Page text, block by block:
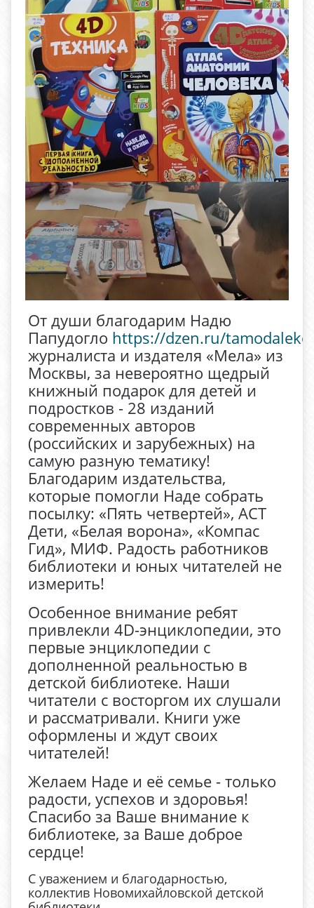
От души благодарим Надю
Папудогло https://dzen.ru/tamodaleko
журналиста и издателя «Мела» из
Москвы, за невероятно щедрый
книжный подарок для детей и
подростков - 28 изданий
современных авторов
(российских и зарубежных) на
самую разную тематику!
Благодарим издательства,
которые помогли Наде собрать
посылку: «Пять четвертей», АСТ
Дети, «Белая ворона», «Компас
Гид», МИФ. Радость работников
библиотеки и юных читателей не
измерить!
Особенное внимание ребят
привлекли 4D-энциклопедии, это
первые энциклопедии с
дополненной реальностью в
детской библиотеке. Наши
читатели с восторгом их слушали
и рассматривали. Книги уже
оформлены и ждут своих
читателей!
Желаем Наде и её семье - только
радости, успехов и здоровья!
Спасибо за Ваше внимание к
библиотеке, за Ваше доброе
сердце!
С уважением и благодарностью,
коллектив Новомихайловской детской